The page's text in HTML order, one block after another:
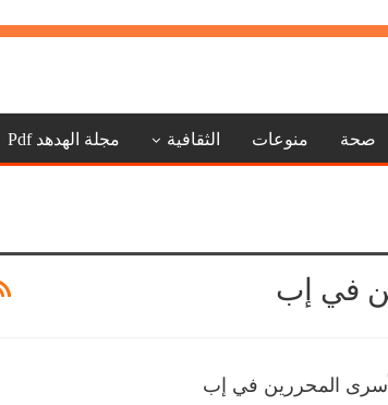
صحة منوعات الثقافية مجلة الهدهد Pdf
في إب
المحررين في إب